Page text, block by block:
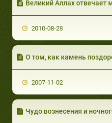
Великий Аллах отвечает
2010-08-28
О том, как камень
2007-11-02
Чудо вознесения и